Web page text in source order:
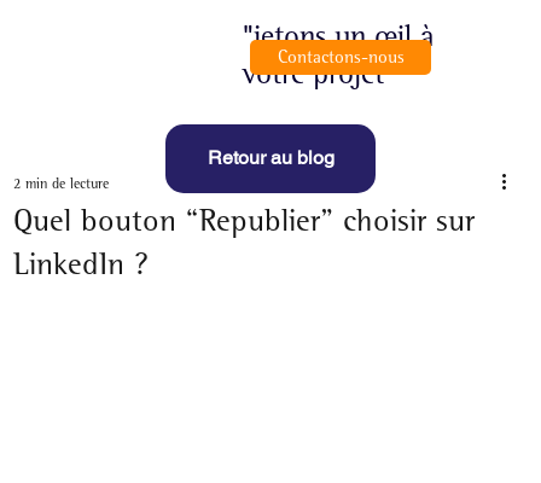
"jetons un œil à
votre projet"
Contactons-nous
Quel bouton “Republier” choisir sur
LinkedIn ?
2 min de lecture
Retour au blog